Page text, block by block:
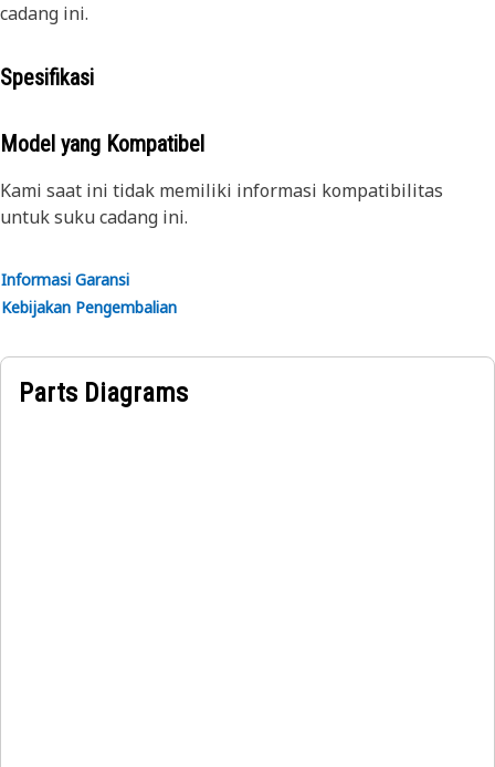
cadang ini.
Spesifikasi
Model yang Kompatibel
Kami saat ini tidak memiliki informasi kompatibilitas
untuk suku cadang ini.
Informasi Garansi
Kebijakan Pengembalian
Parts Diagrams